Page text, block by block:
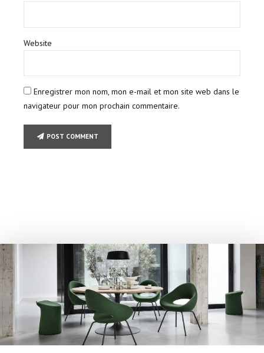
Website
Enregistrer mon nom, mon e-mail et mon site web dans le
navigateur pour mon prochain commentaire.
POST COMMENT